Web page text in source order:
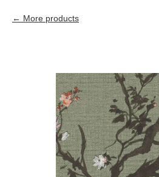
More products